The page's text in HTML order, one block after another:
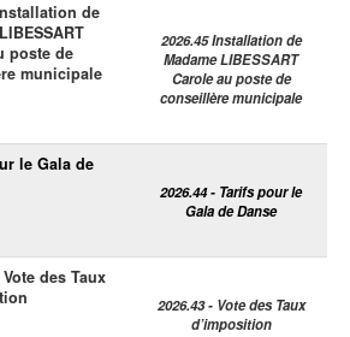
de
poste de
municipale
2026.45 Installation de
Madame LIBESSART
Carole au poste de
conseillère municipale
le Gala de
2026.44 - Tarifs pour le
Gala de Danse
des Taux
2026.43 - Vote des Taux
d’imposition